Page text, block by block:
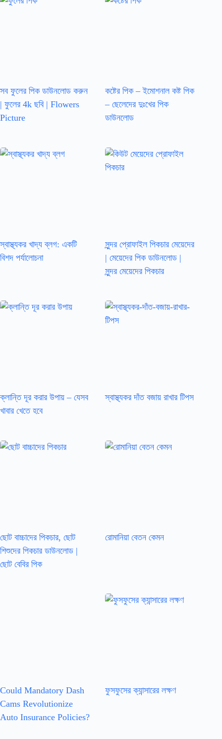
সব ফুলের পিক ডাউনলোড করুন
| ফুলের 4k ছবি | Flowers
Picture
কষ্টের পিক – ইমোশনাল কষ্ট পিক
– ছেলেদের দুঃখের পিক
ডাউনলোড
স্বাস্থ্যকর খাদ্য ব্লগ: একটি
বিশদ পর্যালোচনা
সুন্দর প্রোফাইল পিকচার মেয়েদের
| মেয়েদের পিক ডাউনলোড |
সুন্দর মেয়েদের পিকচার
ক্লান্তি দূর করার উপায় – যেসব
খাবার খেতে হবে
স্বাস্থ্যকর দাঁত বজায় রাখার টিপস
ছোট বাচ্চাদের পিকচার, ছোট
শিশুদের পিকচার ডাউনলোড |
ছোট বেবির পিক
রোমানিয়া বেতন কেমন
Could Mandatory Dash
Cams Revolutionize
Auto Insurance Policies?
ফুসফুসের ক্যান্সারের লক্ষণ